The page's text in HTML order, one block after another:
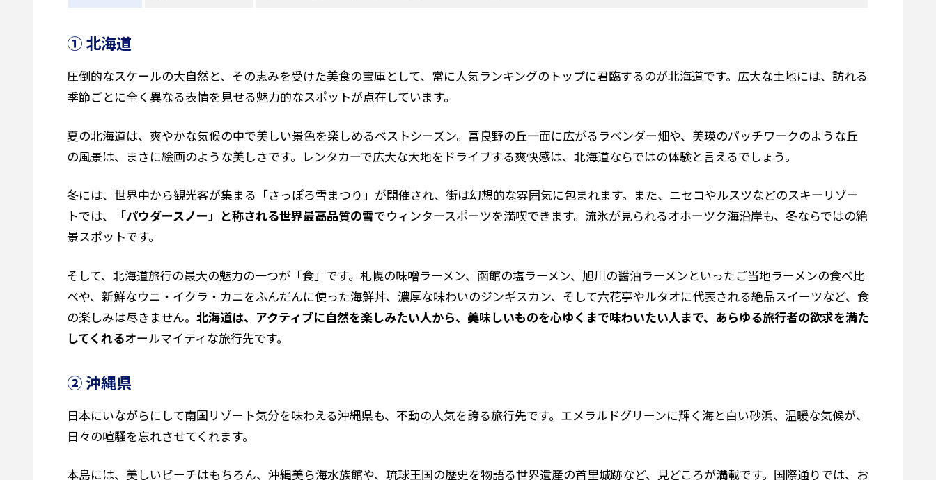
① 北海道
圧倒的なスケールの大自然と、その恵みを受けた美食の宝庫として、常に人気ランキングのトップに君臨するのが北海道です。広大な土地には、訪れる
季節ごとに全く異なる表情を見せる魅力的なスポットが点在しています。
夏の北海道は、爽やかな気候の中で美しい景色を楽しめるベストシーズン。富良野の丘一面に広がるラベンダー畑や、美瑛のパッチワークのような丘
の風景は、まさに絵画のような美しさです。レンタカーで広大な大地をドライブする爽快感は、北海道ならではの体験と言えるでしょう。
冬には、世界中から観光客が集まる「さっぽろ雪まつり」が開催され、街は幻想的な雰囲気に包まれます。また、ニセコやルスツなどのスキーリゾー
トでは、
「パウダースノー」と称される世界最高品質の雪でウィンタースポーツを満喫できます。流氷が見られるオホーツク海沿岸も、冬ならではの絶
景スポットです。
そして、北海道旅行の最大の魅力の一つが「食」です。札幌の味噌ラーメン、函館の塩ラーメン、旭川の醤油ラーメンといったご当地ラーメンの食べ比
べや、新鮮なウニ・イクラ・カニをふんだんに使った海鮮丼、濃厚な味わいのジンギスカン、そして六花亭やルタオに代表される絶品スイーツなど、食
の楽しみは尽きません。 北海道は、アクティブに自然を楽しみたい人から、美味しいものを心ゆくまで味わいたい人まで、あらゆる旅行者の欲求を満た
してくれるオールマイティな旅行先です。
② 沖縄県
日本にいながらにして南国リゾート気分を味わえる沖縄県も、不動の人気を誇る旅行先です。エメラルドグリーンに輝く海と白い砂浜、温暖な気候が、
日々の喧騒を忘れさせてくれます。
本島には、美しいビーチはもちろん、沖縄美ら海水族館や、琉球王国の歴史を物語る世界遺産の首里城跡など、見どころが満載です。国際通りでは、お